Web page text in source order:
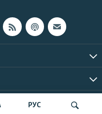
РУС
| Усі права застережено.